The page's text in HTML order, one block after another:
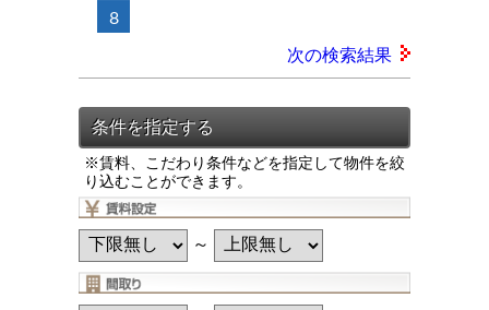
8
次の検索結果
※賃料、こだわり条件などを指定して物件を絞
り込むことができます。
～